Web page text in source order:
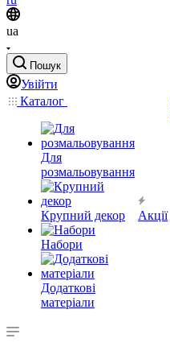
ua
Пошук
Увійти
Каталог
Для
розмальовування
Крупний декор
Набори
Додаткові
матеріали
Акції